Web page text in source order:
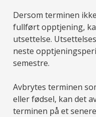
Dersom terminen
fullført opptjening,
utsettelse.
neste
semestre.
Avbrytes terminen
eller fødsel, kan det
terminen på et